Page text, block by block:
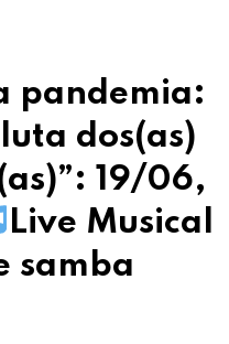
pandemia:
dos(as)
19/06,
Live Musical
samba